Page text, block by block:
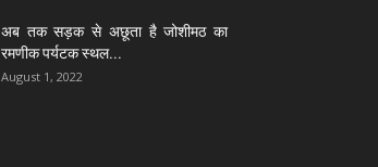
अब तक सड़क से अछूता है जोशीमठ का
रमणीक पर्यटक स्थल...
August 1, 2022